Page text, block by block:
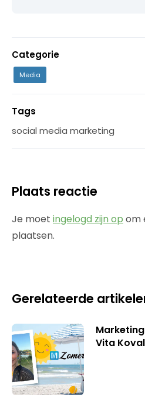
Categorie
Media
Tags
social media marketing
Plaats reactie
Je moet ingelogd zijn op om
plaatsen.
Gerelateerde
Vita